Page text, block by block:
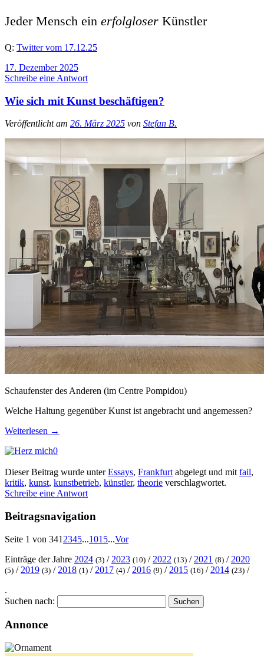
Jeder Mensch ein erfolgloser Künstler
Q: Twitter vom 17.12.25
17. Dezember 2025
Schreibe eine Antwort
Wie sich mit Kunst beschäftigen?
Veröffentlicht am 26. März 2025 von Stefan B.
Schaufenster des Anderen (im Centre Pompidou)
Welche Haltung gegenüber Kunst ist angebracht und angemessen?
Weiterlesen →
0
Dieser Beitrag wurde unterEssays, Frankfurt abgelegt und mit fail,
kritik, kunst, kunstbetrieb, künstler, theorie verschlagwortet.
Schreibe eine Antwort
Beitragsnavigation
Seite 1 von 341 2345...1015...Vor
Einträge der Jahre 2024 (3) / 2023 (10) / 2022 (13) / 2021 (8) / 2020
(5) / 2019 (3) / 2018 (1) / 2017 (4) / 2016 (9) / 2015 (16) / 2014 (23) /
.
Suchen nach:
Annonce